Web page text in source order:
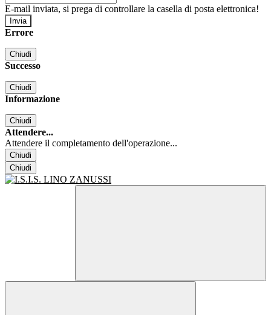
E-mail inviata, si prega di controllare la casella di posta elettronica!
Errore
Chiudi
Successo
Chiudi
Informazione
Chiudi
Attendere...
Attendere il completamento dell'operazione...
Chiudi
Chiudi